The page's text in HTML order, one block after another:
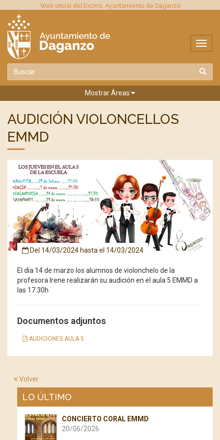
Web oficial del Excmo. Ayuntamiento de Daganzo
Mostrar Áreas
AUDICIÓN VIOLONCELLOS
EMMD
Del 14/03/2024 hasta el 14/03/2024
El día 14 de marzo los alumnos de violonchelo de la
profesora Irene realizarán su audición en el aula 5 EMMD a
las 17:30h
Documentos adjuntos
AUDICIONES AULA 5
Volver
LO ÚLTIMO
CONCIERTO CORAL EMMD
20/06/2026